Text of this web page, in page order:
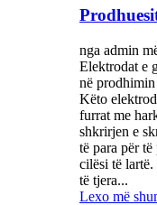
nga admin
Elektrodat e
në
Këto
furrat me
shkrirjen e
të para për
cilësi të
të tjera...
Lexo më